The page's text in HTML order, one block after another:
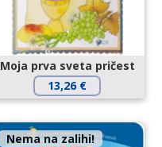
Moja prva sveta pričest
13,26 €
Nema na zalihi!